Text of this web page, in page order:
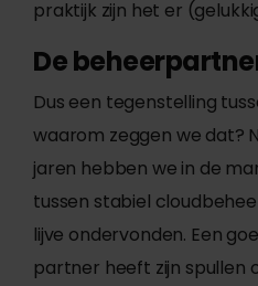
praktijk zijn het er
De
Dus een tegenstelling
waarom zeggen we dat?
jaren hebben we in de
tussen stabiel
lijve ondervonden. Een
partner heeft zijn spullen